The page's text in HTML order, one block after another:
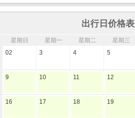
出行日价格表
星期日 星期一 星期二 星期三
02
3 4 5
9 10 11 12
16 17 18 19